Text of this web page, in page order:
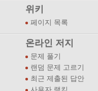
위키
페이지 목록
온라인 저지
문제 풀기
랜덤 문제 고르기
최근 제출된 답안